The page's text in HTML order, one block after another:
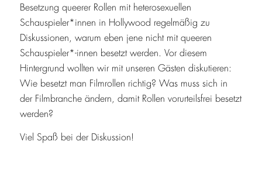
Besetzung queerer Rollen mit heterosexuellen
Schauspieler*innen in Hollywood regelmäßig zu
Diskussionen, warum eben jene nicht mit queeren
Schauspieler*-innen besetzt werden. Vor diesem
Hintergrund wollten wir mit unseren Gästen diskutieren:
Wie besetzt man Filmrollen richtig? Was muss sich in
der Filmbranche ändern, damit Rollen vorurteilsfrei besetzt
werden?
Viel Spaß bei der Diskussion!